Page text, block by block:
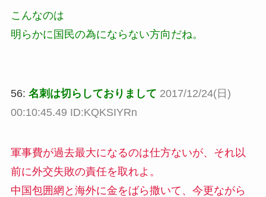
こんなのは
明らかに国民の為にならない方向だね。
56: 名刺は切らしておりまして 2017/12/24(日)
00:10:45.49 ID:KQKSIYRn
軍事費が過去最大になるのは仕方ないが、それ以
前に外交失敗の責任を取れよ。
中国包囲網と海外に金をばら撒いて、今更ながら